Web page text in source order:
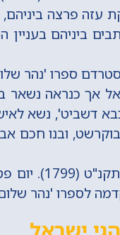
עזה פרצה
ביניהם
אך כנראה נשאר
דשביט', נשא
ובנו חכם
חכם דוד שבתי
לספרו 'נהר שלום'